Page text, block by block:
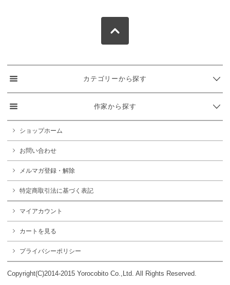
カテゴリーから探す
作家から探す
ショップホーム
お問い合わせ
メルマガ登録・解除
特定商取引法に基づく表記
マイアカウント
カートを見る
プライバシーポリシー
Copyright(C)2014-2015 Yorocobito Co.,Ltd. All Rights Reserved.